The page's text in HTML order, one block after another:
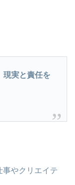
現実と責任を
事やクリエイテ